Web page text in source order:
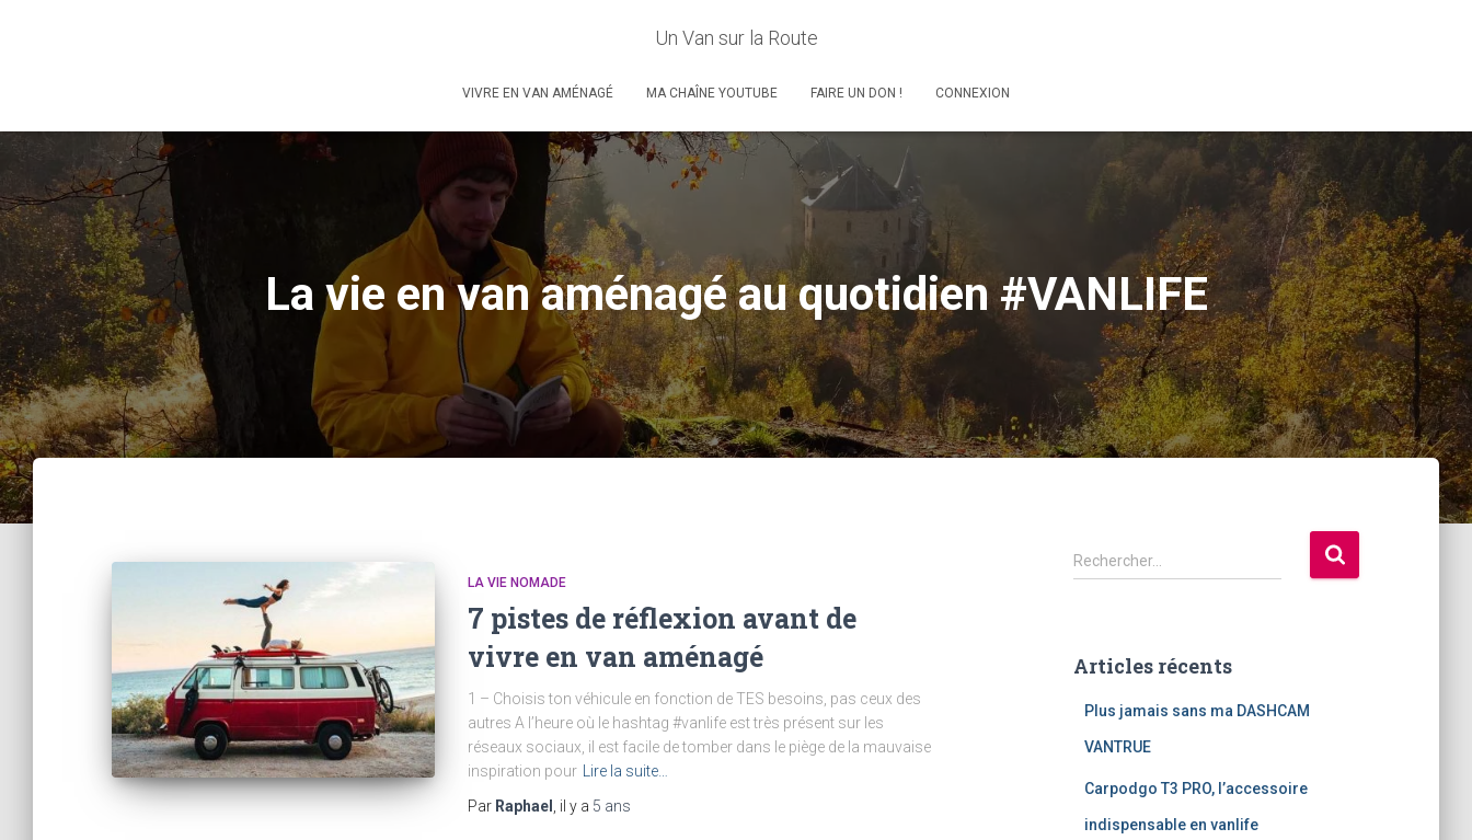
Un Van sur la Route
VIVRE EN VAN AMÉNAGÉ MA CHAÎNE YOUTUBE FAIRE UN DON ! CONNEXION
La vie en van aménagé au quotidien #VANLIFE
LA VIE NOMADE
7 pistes de réflexion avant de
vivre en van aménagé
1 – Choisis ton véhicule en fonction de TES besoins, pas ceux des
autres A l’heure où le hashtag #vanlife est très présent sur les
réseaux sociaux, il est facile de tomber dans le piège de la mauvaise
inspiration pour
Lire la suite…
Par Raphael , il y a 5 ans
R
e
r
Rechercher…
Articles récents
Plus jamais sans ma DASHCAM
VANTRUE
Carpodgo T3 PRO, l’accessoire
indispensable en vanlife